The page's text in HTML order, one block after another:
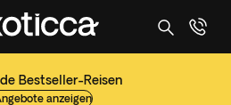
Bestseller-Reisen
anzeigen